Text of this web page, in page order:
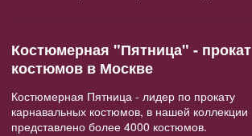
Костюмерная "Пятница" - прокат
костюмов в Москве
Костюмерная Пятница - лидер по прокату
карнавальных костюмов, в нашей коллекции
представлено более 4000 костюмов.